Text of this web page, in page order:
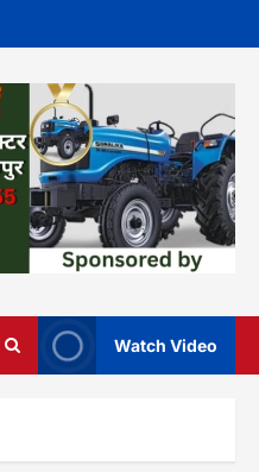
Watch Video